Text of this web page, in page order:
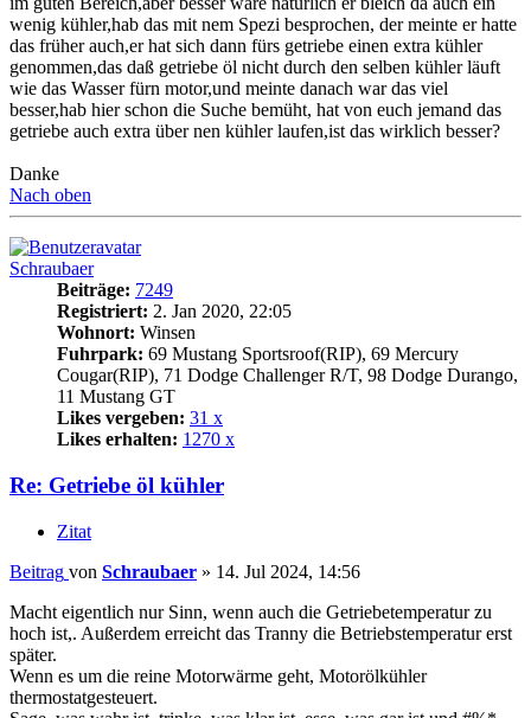
wenig kühler,hab das mit nem Spezi besprochen, der meinte er hatte
das früher auch,er hat sich dann fürs getriebe einen extra kühler
genommen,das daß getriebe öl nicht durch den selben kühler läuft
wie das Wasser fürn motor,und meinte danach war das viel
besser,hab hier schon die Suche bemüht, hat von euch jemand das
getriebe auch extra über nen kühler laufen,ist das wirklich besser?
Danke
Nach oben
Schraubaer
Beiträge: 7249
Registriert: 2. Jan 2020, 22:05
Wohnort: Winsen
Fuhrpark: 69 Mustang Sportsroof(RIP), 69 Mercury
Cougar(RIP), 71 Dodge Challenger R/T, 98 Dodge Durango,
11 Mustang GT
Likes vergeben: 31 x
Likes erhalten: 1270 x
Re: Getriebe öl kühler
Zitat
Beitrag von Schraubaer » 14. Jul 2024, 14:56
Macht eigentlich nur Sinn, wenn auch die Getriebetemperatur zu
hoch ist,. Außerdem erreicht das Tranny die Betriebstemperatur erst
später.
Wenn es um die reine Motorwärme geht, Motorölkühler
thermostatgesteuert.